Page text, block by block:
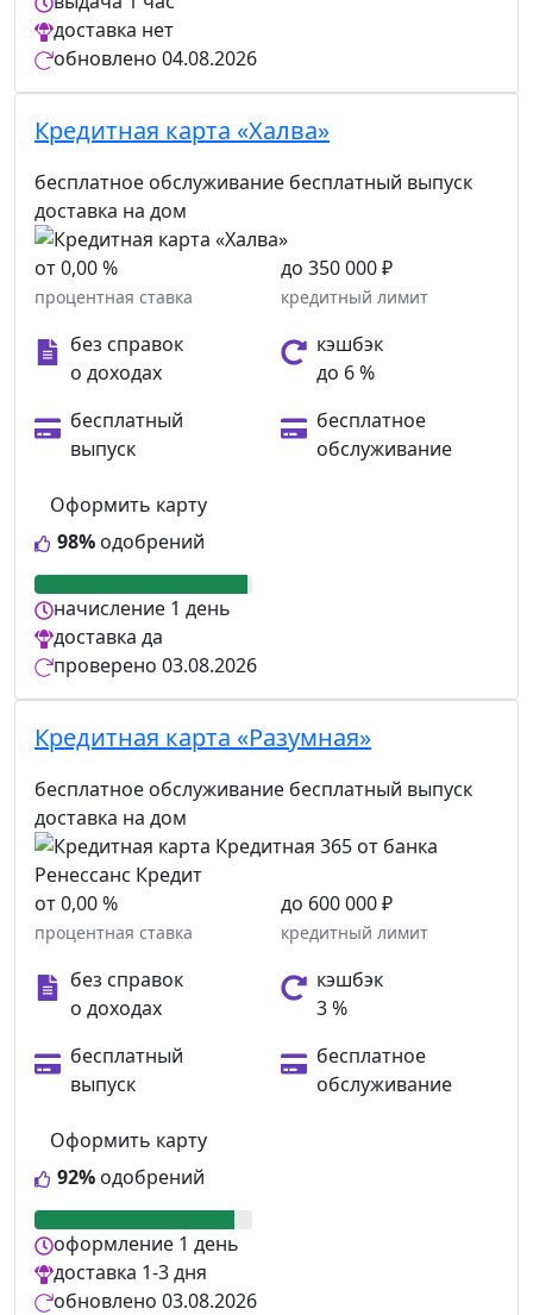
доставка нет
обновлено 04.08.2026
Кредитная карта «Халва»
бесплатное обслуживание бесплатный выпуск
доставка на дом
от 0,00 %
процентная ставка
до 350 000 ₽
кредитный лимит
без справок
о доходах
кэшбэк
до 6 %
бесплатный
выпуск
бесплатное
обслуживание
98% одобрений
Оформить карту
начисление 1 день
доставка да
проверено 03.08.2026
Кредитная карта «Разумная»
бесплатное обслуживание бесплатный выпуск
доставка на дом
от 0,00 %
процентная ставка
до 600 000 ₽
кредитный лимит
без справок
о доходах
кэшбэк
3 %
бесплатный
выпуск
бесплатное
обслуживание
92% одобрений
Оформить карту
оформление 1 день
доставка 1-3 дня
обновлено 03.08.2026